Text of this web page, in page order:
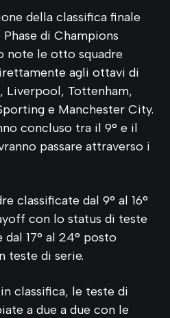
della classifica finale
di Champions
note le otto squadre
agli ottavi di
Liverpool, Tottenham,
e Manchester City.
concluso tra il 9° e il
passare attraverso i
classificate dal 9° al 16°
con lo status di teste
17° al 24° posto
teste di serie.
classifica, le teste di
a due a due con le